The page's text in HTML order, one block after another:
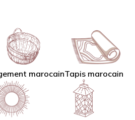
marocainTapis marocain